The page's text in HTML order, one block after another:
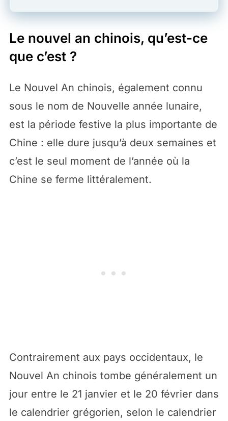
Le nouvel an chinois, qu’est-ce
que c’est ?
Le Nouvel An chinois, également connu
sous le nom de Nouvelle année lunaire,
est la période festive la plus importante de
Chine : elle dure jusqu’à deux semaines et
c’est le seul moment de l’année où la
Chine se ferme littéralement.
Contrairement aux pays occidentaux, le
Nouvel An chinois tombe généralement un
jour entre le 21 janvier et le 20 février dans
le calendrier grégorien, selon le calendrier